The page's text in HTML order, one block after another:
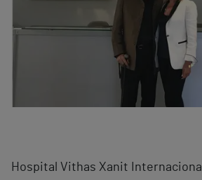
Hospital Vithas Xanit Internacional